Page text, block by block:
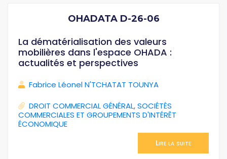
OHADATA D-26-06
La dématérialisation des valeurs
mobilières dans l'espace OHADA :
actualités et perspectives
Fabrice Léonel N'TCHATAT TOUNYA
DROIT COMMERCIAL GÉNÉRAL,SOCIÉTÉS
COMMERCIALES ET GROUPEMENTS D'INTÉRÊT
ÉCONOMIQUE
Lire la suite